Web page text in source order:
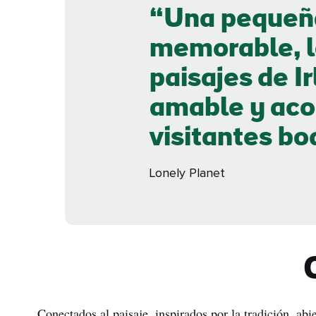
Una
memorable,
paisajes de
amable y
visitantes
Lonely Planet